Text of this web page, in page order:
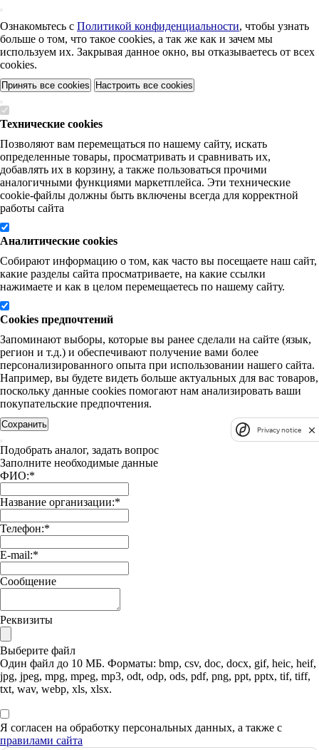
Ознакомьтесь с Политикой конфиденциальности, чтобы узнать
больше о том, что такое cookies, а так же как и зачем мы
используем их. Закрывая данное окно, вы отказываетесь от всех
cookies.
Принять все cookies Настроить все cookies
Технические cookies
Позволяют вам перемещаться по нашему сайту, искать
определенные товары, просматривать и сравнивать их,
добавлять их в корзину, а также пользоваться прочими
аналогичными функциями маркетплейса. Эти технические
cookie-файлы должны быть включены всегда для корректной
работы сайта
Аналитические cookies
Собирают информацию о том, как часто вы посещаете наш сайт,
какие разделы сайта просматриваете, на какие ссылки
нажимаете и как в целом перемещаетесь по нашему сайту.
Cookies предпочтений
Запоминают выборы, которые вы ранее сделали на сайте (язык,
регион и т.д.) и обеспечивают получение вами более
персонализированного опыта при использовании нашего сайта.
Например, вы будете видеть больше актуальных для вас товаров,
поскольку данные cookies помогают нам анализировать ваши
покупательские предпочтения.
Сохранить
Подобрать аналог, задать вопрос
Заполните необходимые данные
ФИО:*
Название организации:*
Телефон:*
E-mail:*
Сообщение
Реквизиты
Выберите файл
Один файл до 10 МБ. Форматы: bmp, csv, doc, docx, gif, heic, heif,
jpg, jpeg, mpg, mpeg, mp3, odt, odp, ods, pdf, png, ppt, pptx, tif, tiff,
txt, wav, webp, xls, xlsx.
Я согласен на обработку персональных данных, а также с
правилами сайта
Privacy notice